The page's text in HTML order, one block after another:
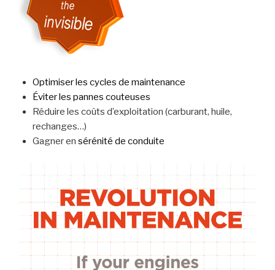
Optimiser les cycles de maintenance
Éviter les pannes couteuses
Réduire les coûts d’exploitation (carburant, huile,
rechanges…)
Gagner en sérénité de conduite